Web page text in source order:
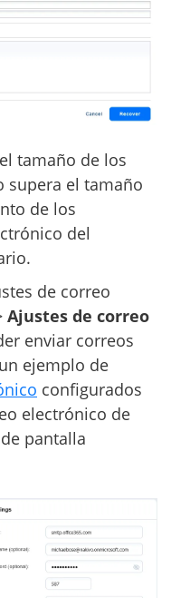
tamaño de los
supera el tamaño
de los
del
de correo
Ajustes de correo
enviar correos
ejemplo de
configurados
electrónico de
pantalla